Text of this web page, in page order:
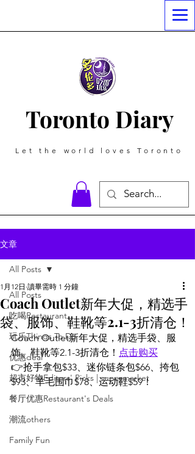
Toronto Diary
Let the world loves Toronto
文章
All Posts
吃喝Restaurant
玩乐Things To Do
优惠deal
超市好物Editors' Picks | supermarket
餐厅优惠Restaurant's Deals
潮流others
Family Fun
All Posts
Coach Outlet新年大促，精选手
袋、服饰、鞋靴等2.1-3折清仓！
1月12日 讀畢需時 1 分鐘
Coach Outlet新年大促，精选手袋、服
饰、鞋靴等2.1-3折清仓！ 点击购买
👉抢手拿包$33、迷你链条包$66、挎包
$93、羊毛围巾$78、运动鞋$59！